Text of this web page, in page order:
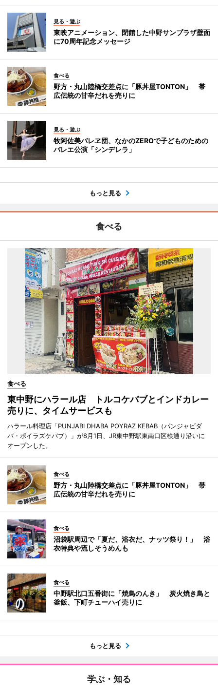
見る・遊ぶ
東映アニメーション、閉館した中野サンプラザ壁面
に70周年記念メッセージ
食べる
野方・丸山陸橋交差点に「豚丼屋TONTON」 帯
広伝統の甘辛だれを売りに
見る・遊ぶ
牧阿佐美バレヱ団、なかのZEROで子どものための
バレエ公演「シンデレラ」
もっと見る
食べる
食べる
東中野にハラール店 トルコケバブとインドカレー
売りに、タイムサービスも
ハラール料理店「PUNJABI DHABA POYRAZ KEBAB（パンジャビダ
バ・ポイラズケバブ）」が8月1日、JR東中野駅東南口区検通り沿いに
オープンした。
食べる
野方・丸山陸橋交差点に「豚丼屋TONTON」 帯
広伝統の甘辛だれを売りに
食べる
沼袋駅周辺で「夏だ、浴衣だ、ナッツ祭り！」 浴
衣特典や流しそうめんも
食べる
中野駅北口五番街に「焼鳥のんき」 炭火焼き鳥と
釜飯、下町チューハイ売りに
もっと見る
学ぶ・知る